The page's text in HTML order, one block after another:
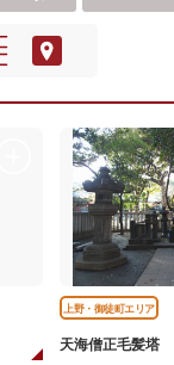
上野・御徒町エリア
天海僧正毛髪塔